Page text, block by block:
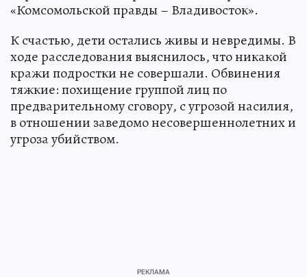
«Комсомольской правды – Владивосток».
К счастью, дети остались живы и невредимы. В
ходе расследования выяснилось, что никакой
кражи подростки не совершали. Обвинения
тяжкие: похищение группой лиц по
предварительному сговору, с угрозой насилия,
в отношении заведомо несовершеннолетних и
угроза убийством.